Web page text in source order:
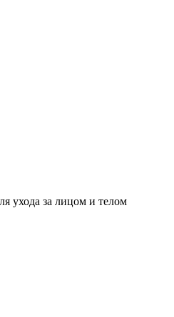
ухода за лицом и телом